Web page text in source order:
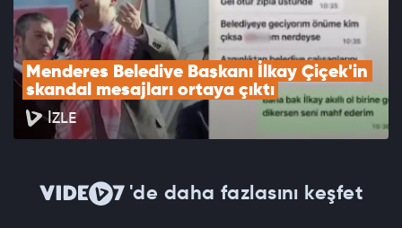
Menderes Belediye Başkanı İlkay Çiçek'in
skandal mesajları ortaya çıktı
İZLE
'de daha fazlasını keşfet